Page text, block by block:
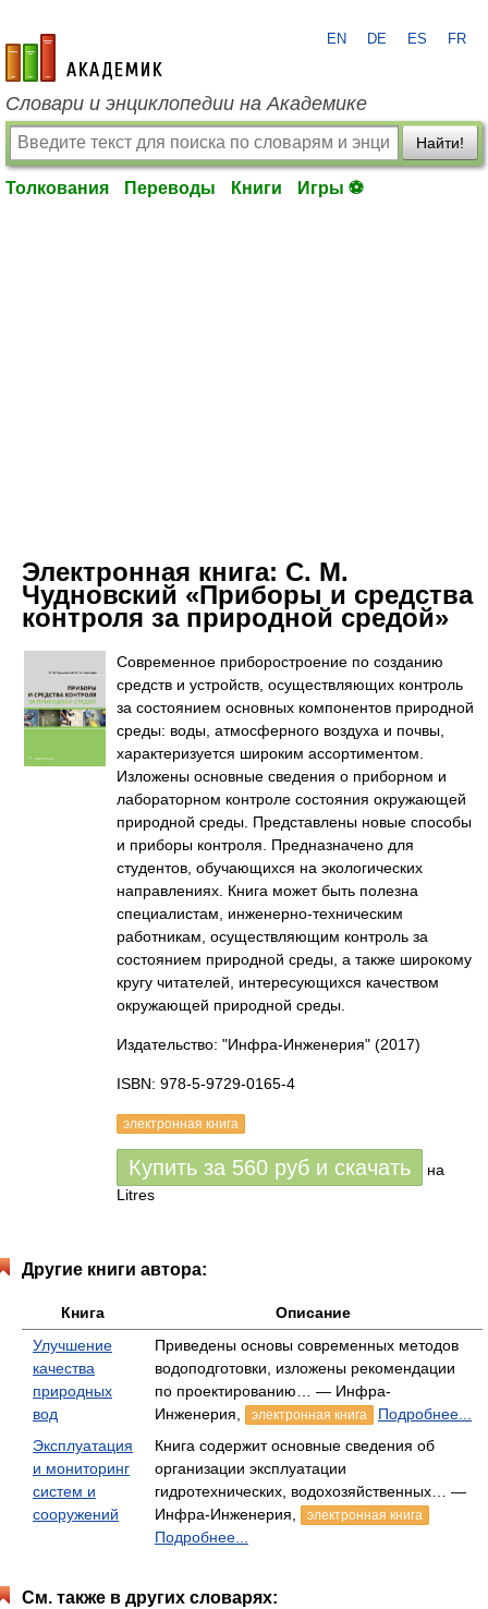
academic.ru
EN DE ES FR
Словари и энциклопедии на Академике
Найти!
Толкования Переводы Книги Игры ⚽
Электронная книга: С. М.
Чудновский «Приборы и средства
контроля за природной средой»
Современное приборостроение по созданию
средств и устройств, осуществляющих контроль
за состоянием основных компонентов природной
среды: воды, атмосферного воздуха и почвы,
характеризуется широким ассортиментом.
Изложены основные сведения о приборном и
лабораторном контроле состояния окружающей
природной среды. Представлены новые способы
и приборы контроля. Предназначено для
студентов, обучающихся на экологических
направлениях. Книга может быть полезна
специалистам, инженерно-техническим
работникам, осуществляющим контроль за
состоянием природной среды, а также широкому
кругу читателей, интересующихся качеством
окружающей природной среды.
Издательство: "Инфра-Инженерия" (2017)
ISBN: 978-5-9729-0165-4
электронная книга
Купить за 560 руб и скачать
на
Litres
Другие книги автора:
Книга
Описание
Улучшение
качества
природных
вод
Приведены основы современных методов
водоподготовки, изложены рекомендации
по проектированию… — Инфра-
Инженерия,
электронная книга
Подробнее...
Эксплуатация
и мониторинг
систем и
сооружений
Книга содержит основные сведения об
организации эксплуатации
гидротехнических, водохозяйственных… —
Инфра-Инженерия,
электронная книга
Подробнее...
См. также в других словарях: